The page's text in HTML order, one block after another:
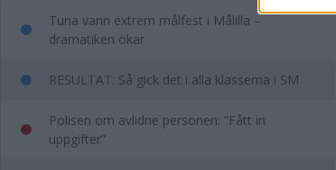
Tuna vann extrem målfest i Målilla –
dramatiken ökar
RESULTAT: Så gick det i alla klasserna i SM
Polisen om avlidne personen: ”Fått in
uppgifter”